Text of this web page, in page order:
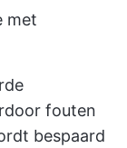
met
fouten
bespaard